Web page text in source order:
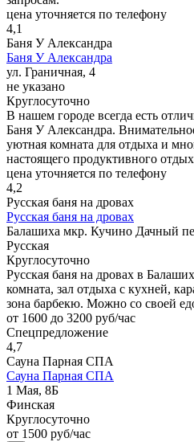
цена уточняется по телефону
4,1
Баня У Александра
Баня У Александра
ул. Граничная, 4
не указано
Круглосуточно
В нашем городе всегда есть
Баня У Александра.
уютная комната для отдыха и
настоящего продуктивного
цена уточняется по телефону
4,2
Русская баня на дровах
Русская баня на дровах
Балашиха мкр. Кучино Дачный
Русская
Круглосуточно
Русская баня на дровах в
комната, зал отдыха с кухней,
зона барбекю. Можно со своей
от 1600 до 3200 руб/час
Спецпредложение
4,7
Сауна Парная СПА
Сауна Парная СПА
1 Мая, 8Б
Финская
Круглосуточно
от 1500 руб/час